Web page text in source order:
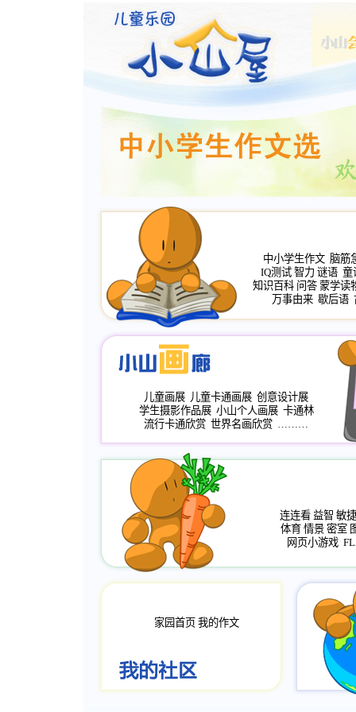
中小学生作文 脑筋
IQ测试 智力 谜语 童
知识百科 问答 蒙学读
万事由来 歇后语
儿童画展 儿童卡通画展 创意设计展
学生摄影作品展 小山个人画展 卡通林
流行卡通欣赏 世界名画欣赏 ………
连连看 益智 敏捷
体育 情景 密室
网页小游戏
家园首页 我的作文